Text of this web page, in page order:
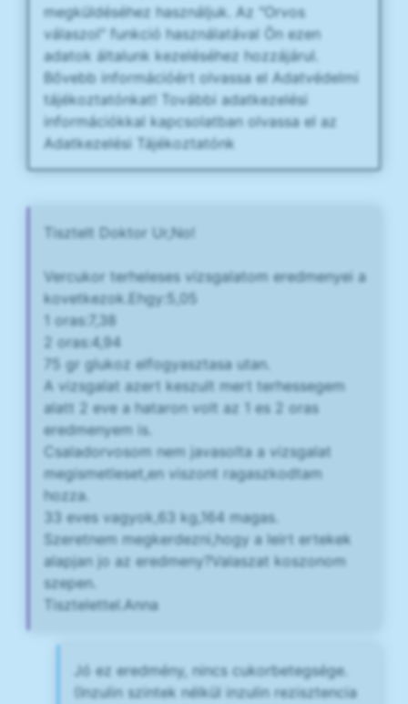
megküldéséhez használjuk. Az "Orvos
válaszol" funkció használatával Ön ezen
adatok általunk kezeléséhez hozzájárul.
Bővebb információért olvassa el Adatvédelmi
tájékoztatónkat! További adatkezelési
információkkal kapcsolatban olvassa el az
Adatkezelési Tájékoztatónk
Tisztelt Doktor Ur,No!
Vercukor terheleses vizsgalatom eredmenyei a
kovetkezok.Ehgy:5,05
1 oras:7,38
2 oras:4,94
75 gr glukoz elfogyasztasa utan.
A vizsgalat azert keszult mert terhessegem
alatt 2 eve a hataron volt az 1 es 2 oras
eredmenyem is.
Csaladorvosom nem javasolta a vizsgalat
megismetleset,en viszont ragaszkodtam
hozza.
33 eves vagyok,63 kg,164 magas.
Szeretnem megkerdezni,hogy a leirt ertekek
alapjan jo az eredmeny?Valaszat koszonom
szepen.
Tisztelettel.Anna
Jó ez eredmény, nincs cukorbetegsége.
(Inzulin szintek nélkül inzulin rezisztencia